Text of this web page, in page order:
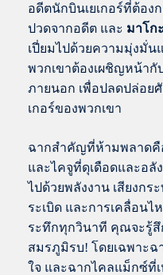
อดีตนักบินเยเกอร์ที่ต้อง
ปวดจากอดีต และ มาโก
เปี่ยมไปด้วยความมุ่งมั่
พวกเขาต้องเผชิญหน้า
ภายนอก เพื่อปลดปล่อย
เกอร์ของพวกเขา
ฉากสำคัญที่ห้ามพลาดคื
และไคจูที่ดุเดือดและอลั
ไปด้วยพลังงาน เสียงกร
ระเบิด และการเคลื่อนไ
ระทึกทุกวินาที คุณจะรู้สึ
สมรภูมิรบ! โดยเฉพาะ
ใจ และฉากไคลแม็กซ์ที่